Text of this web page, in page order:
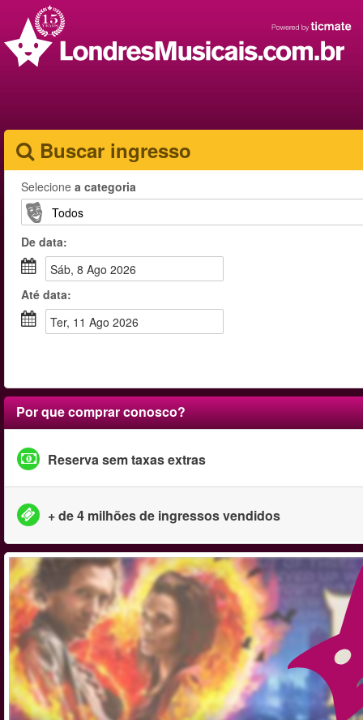
Buscar ingresso
Selecione a categoria
De data:
sáb, 8 Ago 2026
Até data:
ter, 11 Ago 2026
Por que comprar conosco?
Reserva sem taxas extras
+ de 4 milhões de ingressos vendidos